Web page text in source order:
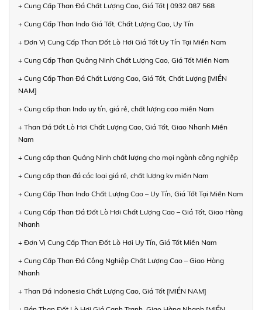
+ Cung Cấp Than Đá Chất Lượng Cao, Giá Tốt | 0932 087 568
+ Cung Cấp Than Indo Giá Tốt, Chất Lượng Cao, Uy Tín
+ Đơn Vị Cung Cấp Than Đốt Lò Hơi Giá Tốt Uy Tín Tại Miền Nam
+ Cung Cấp Than Quảng Ninh Chất Lượng Cao, Giá Tốt Miền Nam
+ Cung Cấp Than Đá Chất Lượng Cao, Giá Tốt, Chất Lượng [MIỀN
NAM]
+ Cung cấp than Indo uy tín, giá rẻ, chất lượng cao miền Nam
+ Than Đá Đốt Lò Hơi Chất Lượng Cao, Giá Tốt, Giao Nhanh Miền
Nam
+ Cung cấp than Quảng Ninh chất lượng cho mọi ngành công nghiệp
+ Cung cấp than đá các loại giá rẻ, chất lượng kv miền Nam
+ Cung Cấp Than Indo Chất Lượng Cao – Uy Tín, Giá Tốt Tại Miền Nam
+ Cung Cấp Than Đá Đốt Lò Hơi Chất Lượng Cao – Giá Tốt, Giao Hàng
Nhanh
+ Đơn Vị Cung Cấp Than Đốt Lò Hơi Uy Tín, Giá Tốt Miền Nam
+ Cung Cấp Than Đá Công Nghiệp Chất Lượng Cao – Giao Hàng
Nhanh
+ Than Đá Indonesia Chất Lượng Cao, Giá Tốt [MIỀN NAM]